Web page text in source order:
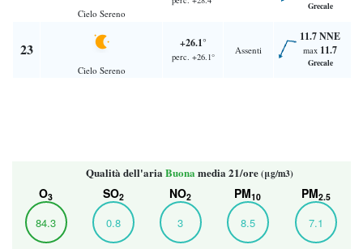
Cielo Sereno
Grecale
23
Cielo Sereno
+26.1°
perc. +26.1°
Assenti
11.7 NNE
max 11.7
Grecale
Qualità dell'aria Buona media 21/ore(μg/m3)
O3
84.3
SO2
0.8
NO2
3
PM10
8.5
PM2.5
7.1